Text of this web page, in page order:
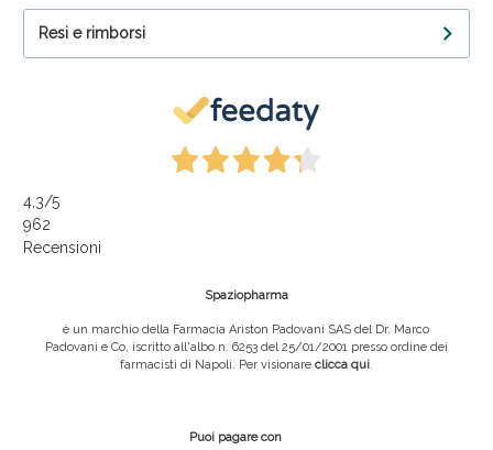
Resi e rimborsi
4,3/5
962
Recensioni
Spaziopharma
è un marchio della Farmacia Ariston Padovani SAS del Dr. Marco
Padovani e Co, iscritto all'albo n. 6253 del 25/01/2001 presso ordine dei
farmacisti di Napoli. Per visionare clicca qui.
Puoi pagare con